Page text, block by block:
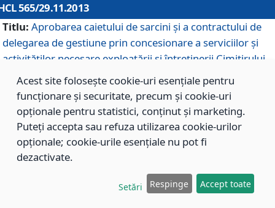
565/29.11.2013
Titlu: Aprobarea caietului de sarcini şi a contractului de
delegarea de gestiune prin concesionare a serviciilor şi
activităţilor necesare exploatării şi întreţinerii Cimitirului
Municipal Braşov situat în str. Dimitrie Anghel nr. 19.
564/29.11.2013
Titlu: Completarea şi modificarea H.C.L. nr. 446/2013,
care s-a aprobat studiul de fundamentare pentru
Acest site folosește cookie-uri esențiale pentru
funcționare și securitate, precum și cookie-uri
opționale pentru statistici, conținut și marketing.
Puteți accepta sau refuza utilizarea cookie-urilor
opționale; cookie-urile esențiale nu pot fi
dezactivate.
Setări Respinge Accept toate